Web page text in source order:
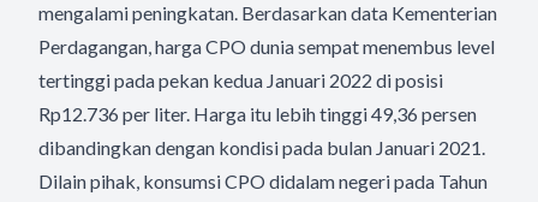
mengalami peningkatan. Berdasarkan data Kementerian
Perdagangan, harga CPO dunia sempat menembus level
tertinggi pada pekan kedua Januari 2022 di posisi
Rp12.736 per liter. Harga itu lebih tinggi 49,36 persen
dibandingkan dengan kondisi pada bulan Januari 2021.
Dilain pihak, konsumsi CPO didalam negeri pada Tahun